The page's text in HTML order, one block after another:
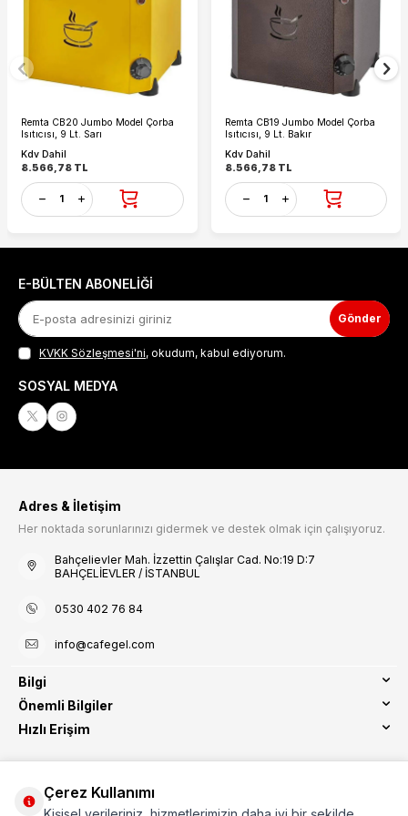
Teknik Özellikler;
Ürün Kapasite: 9 Lt.
Ürün Ölçüsü: 350x380x350 mm
Paket Ölçüsü: 365x365x420 mm
Ağırlık: 4.5 kg
Remta CB20 Jumbo Model Çorba
Isıtıcısı, 9 Lt. Sarı
Kdv Dahil
8.566,78 TL
Remta CB19 Jumbo Model Çorba
Isıtıcısı, 9 Lt. Bakır
Kdv Dahil
8.566,78TL
E-BÜLTEN ABONELIĞI
Gönder
KVKK Sözleşmesi'ni, okudum, kabul ediyorum.
SOSYAL MEDYA
Adres & İletişim
Her noktada sorunlarınızı gidermek ve destek olmak için çalışıyoruz.
Bahçelievler Mah. İzzettin Çalışlar Cad. No:19 D:7
BAHÇELİEVLER / İSTANBUL
0530 402 76 84
info@cafegel.com
Bilgi
Önemli Bilgiler
Hızlı Erişim
Çerez Kullanımı